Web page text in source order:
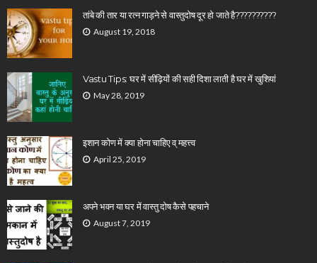
तांबे की तार या रत्न गाड़ने से वास्तुदोष दूर हो जाते है??????????
August 19, 2018
Vastu Tips: घर में सीढ़ियों की सही दिशा लाती है घर में खुशियां
May 28, 2019
इशान कोण में क्या होना चाहिए व् महत्त्व
April 25, 2019
अपने भवन या घर में वास्तु दोष कैसे पहचाने
August 7, 2019